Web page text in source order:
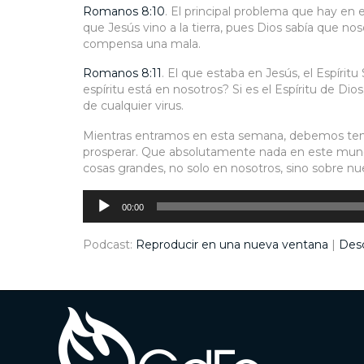
Romanos 8:10. El principal problema que hay
que Jesús vino a la tierra, pues Dios sabía que
compensa una mala.
Romanos 8:11 . El que estaba en Jesús, el
espíritu está en nosotros? Si es el Espíritu de
de cualquier virus.
Mientras entramos en esta semana, debemos
prosperar. Que absolutamente nada en este
cosas grandes, no solo en nosotros, sino sobre
Reproductor
audio 00:00
Podcast: Reproducir en una nueva ventana |